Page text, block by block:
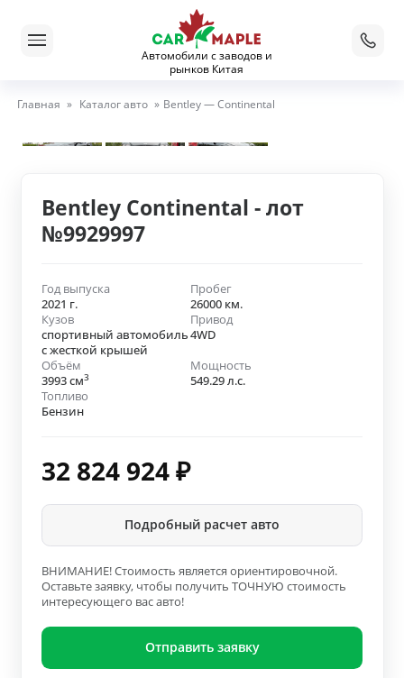
Автомобили с заводов и
рынков Китая
Главная » Каталог авто » Bentley — Continental
Bentley Continental - лот
№9929997
Год выпуска
2021 г.
Пробег
26000 км.
Кузов
спортивный автомобиль
с жесткой крышей
Привод
4WD
Объём
3993 см3
Мощность
549.29 л.с.
Топливо
Бензин
32 824 924₽
Подробный расчет авто
ВНИМАНИЕ! Стоимость является ориентировочной.
Оставьте заявку, чтобы получить ТОЧНУЮ стоимость
интересующего вас авто!
Отправить заявку